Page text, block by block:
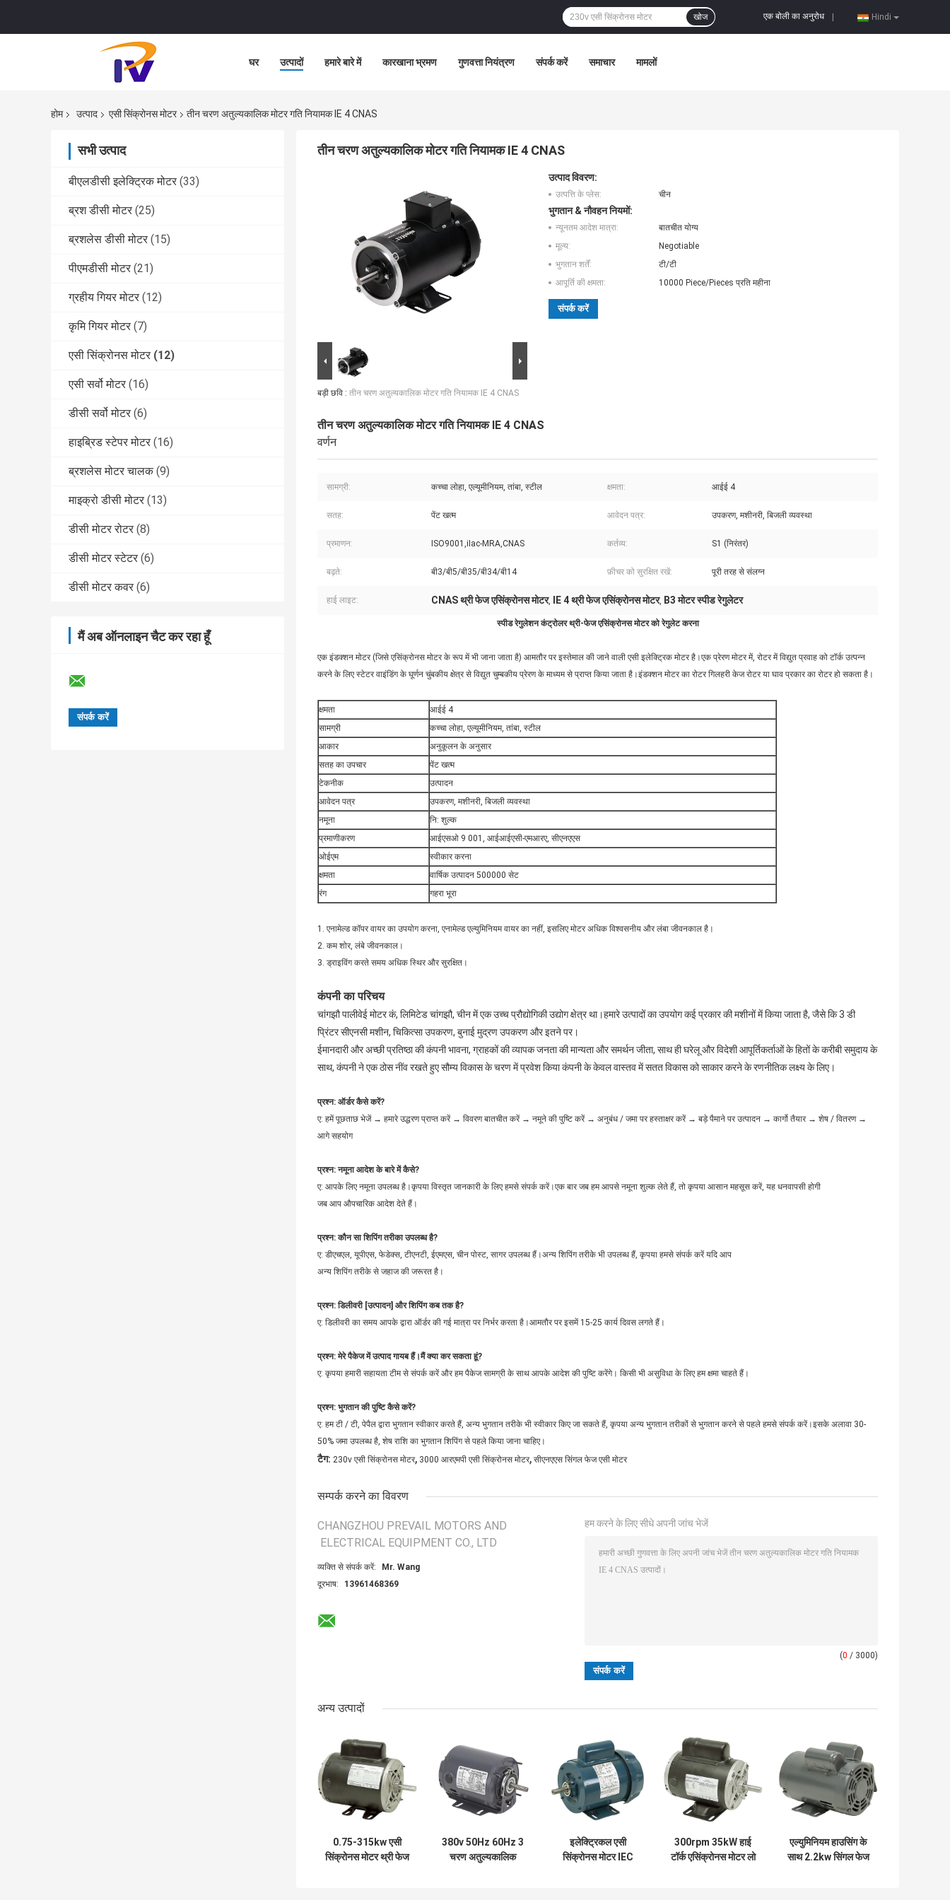
Hindi
एक बोली का अनुरोध
खोज
घर उत्पादों हमारे बारे में कारखाना भ्रमण गुणवत्ता नियंत्रण संपर्क करें समाचार मामलों
होम उत्पाद एसी सिंक्रोनस मोटर तीन चरण अतुल्यकालिक मोटर गति नियामक IE 4 CNAS
सभी उत्पाद
बीएलडीसी इलेक्ट्रिक मोटर (33)
ब्रश डीसी मोटर (25)
ब्रशलेस डीसी मोटर (15)
पीएमडीसी मोटर (21)
ग्रहीय गियर मोटर (12)
कृमि गियर मोटर (7)
एसी सिंक्रोनस मोटर (12)
एसी सर्वो मोटर (16)
डीसी सर्वो मोटर (6)
हाइब्रिड स्टेपर मोटर (16)
ब्रशलेस मोटर चालक (9)
माइक्रो डीसी मोटर (13)
डीसी मोटर रोटर (8)
डीसी मोटर स्टेटर (6)
डीसी मोटर कवर (6)
मैं अब ऑनलाइन चैट कर रहा हूँ
तीन चरण अतुल्यकालिक मोटर गति नियामक IE 4 CNAS
बड़ी छवि : तीन चरण अतुल्यकालिक मोटर गति नियामक IE 4 CNAS
उत्पाद विवरण:
उत्पत्ति के प्लेस: चीन
भुगतान & नौवहन नियमों:
न्यूनतम आदेश मात्रा:
बातचीत योग्य
मूल्य:
Negotiable
भुगतान शर्तें:
टी/टी
आपूर्ति की क्षमता:
10000 Piece/Pieces प्रति महीना
संपर्क करें
तीन चरण अतुल्यकालिक मोटर गति नियामक IE 4 CNAS
वर्णन
सामग्री: कच्चा लोहा, एल्यूमीनियम, तांबा, स्टील क्षमता: आईई 4
सतह: पेंट खत्म आवेदन पत्र: उपकरण, मशीनरी, बिजली व्यवस्था
प्रमाणन: ISO9001,iIac-MRA,CNAS कर्तव्य: S1 (निरंतर)
बढ़ते: बी3/बी5/बी35/बी34/बी14 फ़ीचर को सुरक्षित रखें: पूरी तरह से संलग्न
हाई लाइट: CNAS थ्री फेज एसिंक्रोनस मोटर, IE 4 थ्री फेज एसिंक्रोनस मोटर, B3 मोटर स्पीड रेगुलेटर
स्पीड रेगुलेशन कंट्रोलर थ्री-फेज एसिंक्रोनस मोटर को रेगुलेट करना
एक इंडक्शन मोटर (जिसे एसिंक्रोनस मोटर के रूप में भी जाना जाता है) आमतौर पर इस्तेमाल की जाने वाली एसी इलेक्ट्रिक मोटर है।एक प्रेरण मोटर में, रोटर में विद्युत प्रवाह को टॉर्क उत्पन्न
करने के लिए स्टेटर वाइंडिंग के घूर्णन चुंबकीय क्षेत्र से विद्युत चुम्बकीय प्रेरण के माध्यम से प्राप्त किया जाता है।इंडक्शन मोटर का रोटर गिलहरी केज रोटर या घाव प्रकार का रोटर हो सकता है।
क्षमता
आईई 4
सामग्री
कच्चा लोहा, एल्यूमीनियम, तांबा, स्टील
आकार
अनुकूलन के अनुसार
सतह का उपचार
पेंट खत्म
टेकनीक
उत्पादन
आवेदन पत्र
उपकरण, मशीनरी, बिजली व्यवस्था
नमूना
नि: शुल्क
प्रमाणीकरण
आईएसओ 9 001, आईआईएसी-एमआरए, सीएनएएस
ओईएम
स्वीकार करना
क्षमता
वार्षिक उत्पादन 500000 सेट
रंग
गहरा भूरा
1. एनामेल्ड कॉपर वायर का उपयोग करना, एनामेल्ड एल्युमिनियम वायर का नहीं, इसलिए मोटर अधिक विश्वसनीय और लंबा जीवनकाल है।
2. कम शोर, लंबे जीवनकाल।
3. ड्राइविंग करते समय अधिक स्थिर और सुरक्षित।
कंपनी का परिचय
चांगझौ पालीवेई मोटर कं, लिमिटेड चांगझौ, चीन में एक उच्च प्रौद्योगिकी उद्योग क्षेत्र था।हमारे उत्पादों का उपयोग कई प्रकार की मशीनों में किया जाता है, जैसे कि 3 डी
प्रिंटर सीएनसी मशीन, चिकित्सा उपकरण, बुनाई मुद्रण उपकरण और इतने पर।
ईमानदारी और अच्छी प्रतिष्ठा की कंपनी भावना, ग्राहकों की व्यापक जनता की मान्यता और समर्थन जीता, साथ ही घरेलू और विदेशी आपूर्तिकर्ताओं के हितों के करीबी समुदाय के
साथ, कंपनी ने एक ठोस नींव रखते हुए सौम्य विकास के चरण में प्रवेश किया कंपनी के केवल वास्तव में सतत विकास को साकार करने के रणनीतिक लक्ष्य के लिए।
प्रश्न: ऑर्डर कैसे करें?
ए: हमें पूछताछ भेजें → हमारे उद्धरण प्राप्त करें → विवरण बातचीत करें → नमूने की पुष्टि करें → अनुबंध / जमा पर हस्ताक्षर करें → बड़े पैमाने पर उत्पादन → कार्गो तैयार → ​​शेष / वितरण →
आगे सहयोग
प्रश्न: नमूना आदेश के बारे में कैसे?
ए: आपके लिए नमूना उपलब्ध है।कृपया विस्तृत जानकारी के लिए हमसे संपर्क करें।एक बार जब हम आपसे नमूना शुल्क लेते हैं, तो कृपया आसान महसूस करें, यह धनवापसी होगी
जब आप औपचारिक आदेश देते हैं।
प्रश्न: कौन सा शिपिंग तरीका उपलब्ध है?
ए: डीएचएल, यूपीएस, फेडेक्स, टीएनटी, ईएमएस, चीन पोस्ट, सागर उपलब्ध हैं।अन्य शिपिंग तरीके भी उपलब्ध हैं, कृपया हमसे संपर्क करें यदि आप
अन्य शिपिंग तरीके से जहाज की जरूरत है।
प्रश्न: डिलीवरी [उत्पादन] और शिपिंग कब तक है?
ए: डिलीवरी का समय आपके द्वारा ऑर्डर की गई मात्रा पर निर्भर करता है।आमतौर पर इसमें 15-25 कार्य दिवस लगते हैं।
प्रश्न: मेरे पैकेज में उत्पाद गायब हैं।मैं क्या कर सकता हूं?
ए: कृपया हमारी सहायता टीम से संपर्क करें और हम पैकेज सामग्री के साथ आपके आदेश की पुष्टि करेंगे। किसी भी असुविधा के लिए हम क्षमा चाहते हैं।
प्रश्न: भुगतान की पुष्टि कैसे करें?
ए: हम टी / टी, पेपैल द्वारा भुगतान स्वीकार करते हैं, अन्य भुगतान तरीके भी स्वीकार किए जा सकते हैं, कृपया अन्य भुगतान तरीकों से भुगतान करने से पहले हमसे संपर्क करें।इसके अलावा 30-
50% जमा उपलब्ध है, शेष राशि का भुगतान शिपिंग से पहले किया जाना चाहिए।
टैग: 230v एसी सिंक्रोनस मोटर, 3000 आरएमपी एसी सिंक्रोनस मोटर, सीएनएएस सिंगल फेज एसी मोटर
सम्पर्क करने का विवरण
CHANGZHOU PREVAIL MOTORS AND
ELECTRICAL EQUIPMENT CO., LTD
व्यक्ति से संपर्क करें:
Mr. Wang
दूरभाष:
13961468369
हम करने के लिए सीधे अपनी जांच भेजें
(0 / 3000)
अन्य उत्पादों
0.75-315kw एसी
सिंक्रोनस मोटर थ्री फेज
380v 50Hz 60Hz 3
चरण अतुल्यकालिक
इलेक्ट्रिकल एसी
सिंक्रोनस मोटर IEC
300rpm 35kW हाई
टॉर्क एसिंक्रोनस मोटर लो
एल्युमिनियम हाउसिंग के
साथ 2.2kw सिंगल फेज